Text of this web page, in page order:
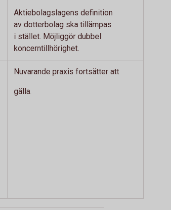
Aktiebolagslagens definition
av dotterbolag ska tillämpas
i stället. Möjliggör dubbel
koncerntillhörighet.
Nuvarande praxis fortsätter att
gälla.